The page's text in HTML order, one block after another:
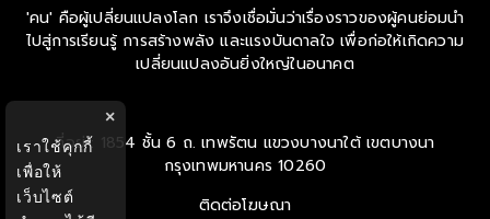
'คน' คือผู้เปลี่ยนแปลงโลก เราจึงเชื่อมั่นว่าเรื่องราวของผู้คนย่อมนำ
ไปสู่การเรียนรู้ การสร้างพลัง และแรงบันดาลใจ เพื่อก่อให้เกิดความ
เปลี่ยนแปลงอันยิ่งใหญ่ในอนาคต
ที่อยู่ : 1854 ชั้น 6 ถ. เทพรัตน แขวงบางนาใต้ เขตบางนา
กรุงเทพมหานคร 10260
ติดต่อโฆษณา
×
เราใช้คุกกี้
เพื่อให้
เว็บไซต์